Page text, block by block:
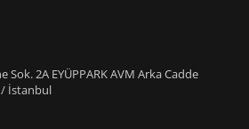
2A EYÜPPARK AVM Arka Cadde
İstanbul